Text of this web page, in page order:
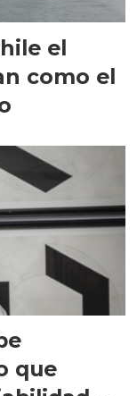
el
como el
que